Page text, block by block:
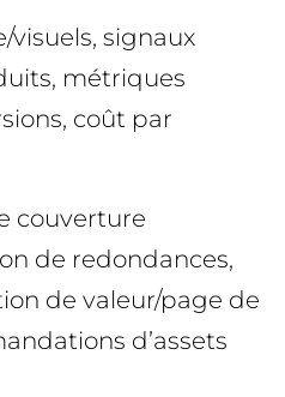
visuels, signaux
métriques
coût par
couverture
de redondances,
de valeur/page de
d’assets